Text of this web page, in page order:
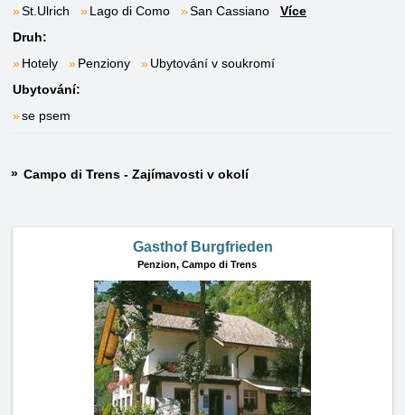
St.Ulrich
Lago di Como San Cassiano
Více
Druh:
Hotely
Penziony
Ubytování v soukromí
Ubytování:
se psem
Campo di Trens - Zajímavosti v okolí
Gasthof Burgfrieden
Penzion, Campo di Trens